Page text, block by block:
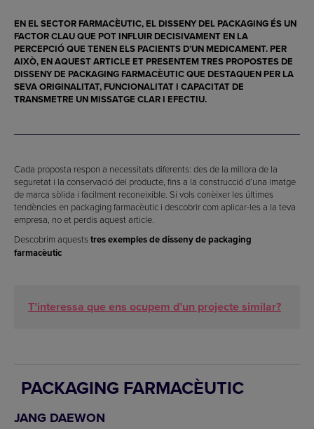
EN EL SECTOR FARMACÈUTIC, EL DISSENY DEL PACKAGING ÉS UN
FACTOR CLAU QUE POT INFLUIR DECISIVAMENT EN LA
PERCEPCIÓ QUE TENEN ELS PACIENTS D’UN MEDICAMENT. PER
AIXÒ, EN AQUEST ARTICLE ET PRESENTEM TRES PROPOSTES DE
DISSENY DE PACKAGING FARMACÈUTIC QUE DESTAQUEN PER LA
SEVA ORIGINALITAT, FUNCIONALITAT I CAPACITAT DE
TRANSMETRE UN MISSATGE CLAR I EFECTIU.
Cada proposta respon a necessitats diferents: des de la millora de la
seguretat i la conservació del producte, fins a la construcció d’una imatge
de marca sòlida i fàcilment reconeixible. Si vols conèixer les últimes
tendències en packaging farmacèutic i descobrir com aplicar-les a la teva
empresa, no et perdis aquest article.
Descobrim aquests tres exemples de disseny de packaging
farmacèutic
T’interessa que ens ocupem d’un projecte similar?
PACKAGING FARMACÈUTIC
JANG DAEWON